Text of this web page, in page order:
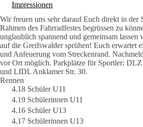
Impressionen
Wir freuen uns sehr darauf Euch direkt in der
Rahmen des Fahrradfestes begrüssen zu
unglaublich spannend und gemeinsam lassen
auf die Greifswalder sprühen! Euch erwartet
und Anfeuerung vom Streckenrand.
vor Ort möglich. Parkplätze für Sportler: DLZ
und LIDL Anklamer Str. 30.
Rennen
4.18 Schüler U11
4.19 Schülerinnen U11
4.16 Schüler U13
4.17 Schülerinnen U13